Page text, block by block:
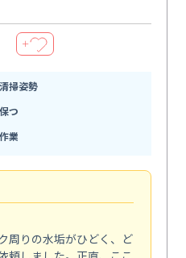
＋
掃姿勢
つ
業
周りの水垢がひどく、ど